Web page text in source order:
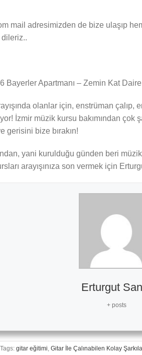
mail adresimizden de bize ulaşıp
dileriz..
Apartmanı – Zemin Kat
olanlar için, enstrüman
İzmir müzik kursu bakımından
gerisini bize bırakın!
yani kurulduğu günden beri
arayışınıza son vermek için
Erturgut
+ posts
Tags: gitar eğitimi, Gitar İle Çalınabilen Kolay